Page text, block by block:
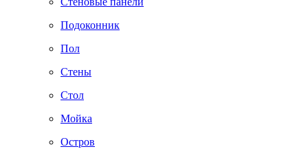
Подоконник
Пол
Cтены
Стол
Мойка
Остров